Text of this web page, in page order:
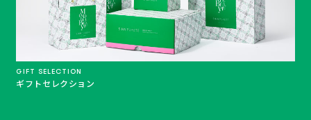
GIFT SELECTION
ギフトセレクション